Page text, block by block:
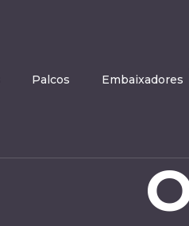
Palcos Embaixadores